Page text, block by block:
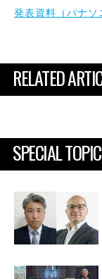
発表資料（パナソ
RELATED
SPECIAL TOPIC